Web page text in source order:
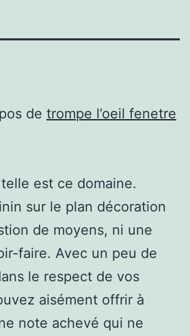
de trompe l’oeil fenetre
est ce domaine.
sur le plan décoration
de moyens, ni une
faire. Avec un peu de
le respect de vos
aisément offrir à
note achevé qui ne